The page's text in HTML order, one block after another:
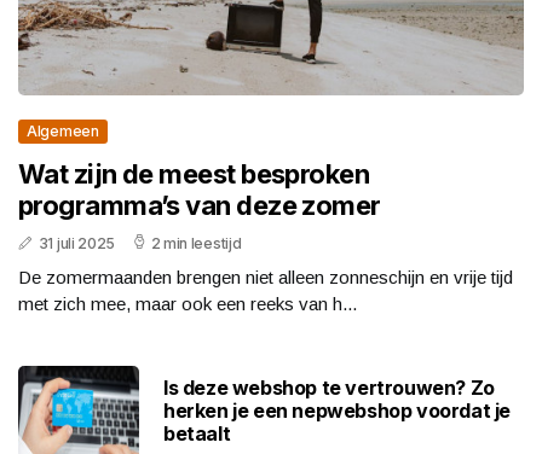
Algemeen
Wat zijn de meest besproken
programma’s van deze zomer
31 juli 2025 2 min leestijd
De zomermaanden brengen niet alleen zonneschijn en vrije tijd
met zich mee, maar ook een reeks van h...
Is deze webshop te vertrouwen? Zo
herken je een nepwebshop voordat je
betaalt